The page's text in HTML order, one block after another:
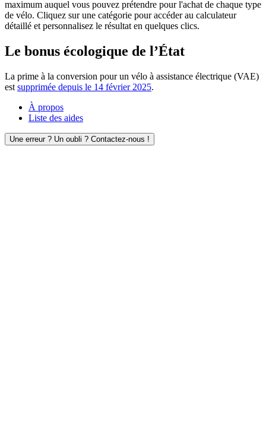
maximum auquel vous pouvez prétendre pour l'achat de chaque type
de vélo. Cliquez sur une catégorie pour accéder au calculateur
détaillé et personnalisez le résultat en quelques clics.
Le bonus écologique de l’État
La prime à la conversion pour un vélo à assistance électrique (VAE)
est supprimée depuis le 14 février 2025.
À propos
Liste des aides
Une erreur ? Un oubli ? Contactez-nous !